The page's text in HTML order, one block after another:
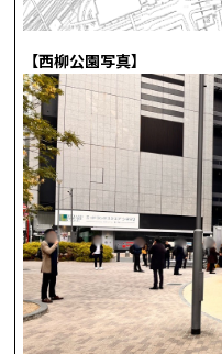
【西柳公園写真】